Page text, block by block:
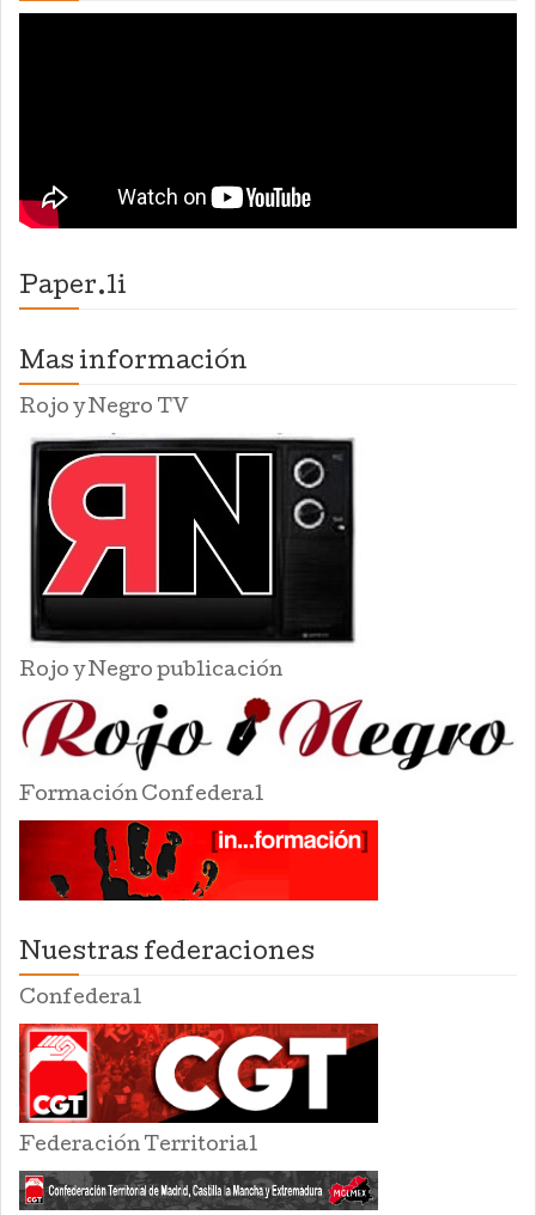
Paper.li
Mas información
Rojo y Negro TV
Rojo y Negro publicación
Formación Confederal
Nuestras federaciones
Confederal
Federación Territorial